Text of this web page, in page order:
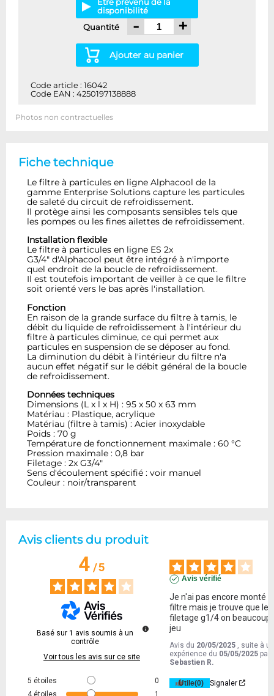
Être prévenu de la
disponibilité
Quantité
- +
Ajouter au panier
Code article : 16042
Code EAN : 4250197138888
Photos non contractuelles
Fiche technique
Le filtre à particules en ligne Alphacool de la
gamme Enterprise Solutions capture les particules
de saleté du circuit de refroidissement.
Il protège ainsi les composants sensibles tels que
les pompes ou les fines ailettes de refroidissement.
Installation flexible
Le filtre à particules en ligne ES 2x
G3/4" d'Alphacool peut être intégré à n'importe
quel endroit de la boucle de refroidissement.
Il est toutefois important de veiller à ce que le filtre
soit orienté vers le bas après l'installation.
Fonction
En raison de la grande surface du filtre à tamis, le
débit du liquide de refroidissement à l'intérieur du
filtre à particules diminue, ce qui permet aux
particules en suspension de se déposer au fond.
La diminution du débit à l'intérieur du filtre n'a
aucun effet négatif sur le débit général de la boucle
de refroidissement.
Données techniques
Dimensions (L x l x H) : 95 x 50 x 63 mm
Matériau : Plastique, acrylique
Matériau (filtre à tamis) : Acier inoxydable
Poids : 70 g
Température de fonctionnement maximale : 60 °C
Pression maximale : 0,8 bar
Filetage : 2x G3/4"
Sens d'écoulement spécifié : voir manuel
Couleur : noir/transparent
Avis clients du produit
4/5
Basé sur 1 avis soumis à un
contrôle
Voir tous les avis sur ce site
5 étoiles
0
4 étoiles 1
Avis vérifié
Je n'ai pas encore monté
filtre mais je trouve que les
filetage g1/4 on beaucoup
jeu
Avis du 20/05/2025
, suite à
expérience du 05/05/2025 par
Sebastien R.
Utile(0) Signaler